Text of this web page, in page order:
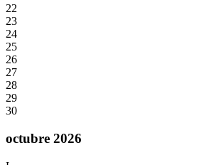
22
23
24
25
26
27
28
29
30
octubre 2026